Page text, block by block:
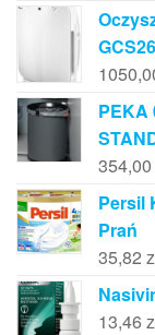
PEKA
354,00
Persil
Prań
35,82
13,46